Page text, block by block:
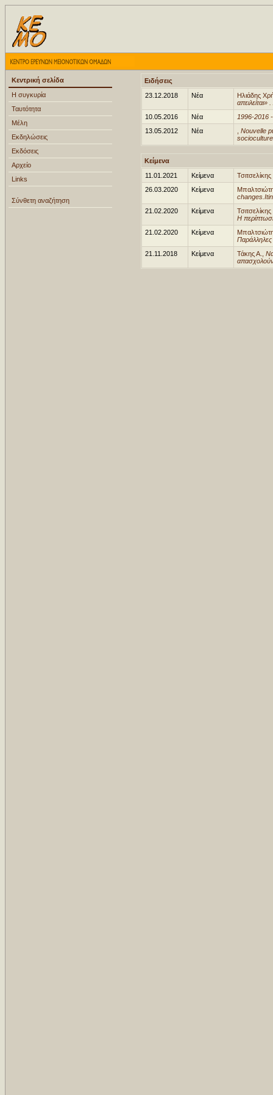
Κεντρική σελίδα
Η συγκυρία
Ταυτότητα
Μέλη
Εκδηλώσεις
Εκδόσεις
Αρχείο
Links
Σύνθετη αναζήτηση
Ειδήσεις
23.12.2018
Νέα
Ηλιάδης
10.05.2016
Νέα
1996-2016 -
13.05.2012
Νέα
Nouvelle
Κείμενα
11.01.2021
Κείμενα
26.03.2020
Κείμενα
21.02.2020
Κείμενα
Η
21.02.2020
Κείμενα
Παράλληλες
21.11.2018
Κείμενα Τάκης Α.,